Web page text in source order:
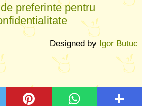
preferinte pentru
Designed by Igor Butuc